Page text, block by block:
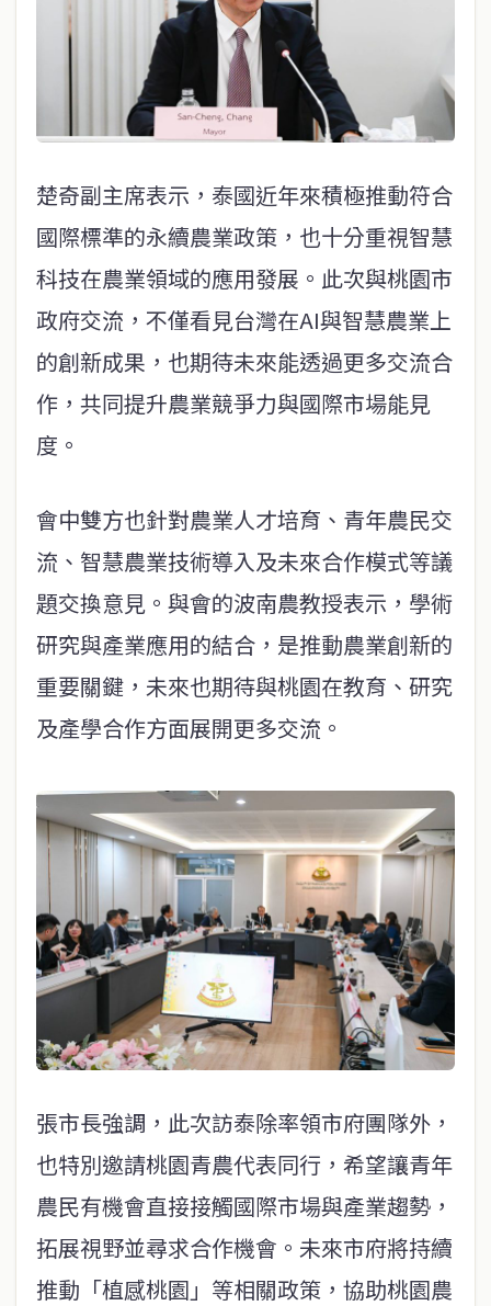
楚奇副主席表示，泰國近年來積極推動符合
國際標準的永續農業政策，也十分重視智慧
科技在農業領域的應用發展。此次與桃園市
政府交流，不僅看見台灣在AI與智慧農業上
的創新成果，也期待未來能透過更多交流合
作，共同提升農業競爭力與國際市場能見
度。
會中雙方也針對農業人才培育、青年農民交
流、智慧農業技術導入及未來合作模式等議
題交換意見。與會的波南農教授表示，學術
研究與產業應用的結合，是推動農業創新的
重要關鍵，未來也期待與桃園在教育、研究
及產學合作方面展開更多交流。
張市長強調，此次訪泰除率領市府團隊外，
也特別邀請桃園青農代表同行，希望讓青年
農民有機會直接接觸國際市場與產業趨勢，
拓展視野並尋求合作機會。未來市府將持續
推動「植感桃園」等相關政策，協助桃園農